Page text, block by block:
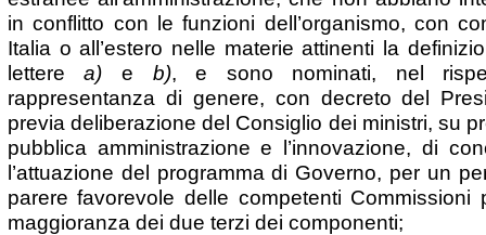
in conflitto con le funzioni dell’organismo, con
Italia o all’estero nelle materie attinenti la
letterea) e b), e sono nominati, nel
rappresentanza di genere, con decreto del
previa deliberazione del Consiglio dei ministri, su
pubblica amministrazione e l’innovazione, di
l’attuazione del programma di Governo, per un
parere favorevole delle competenti Commissioni
maggioranza dei due terzi dei componenti;